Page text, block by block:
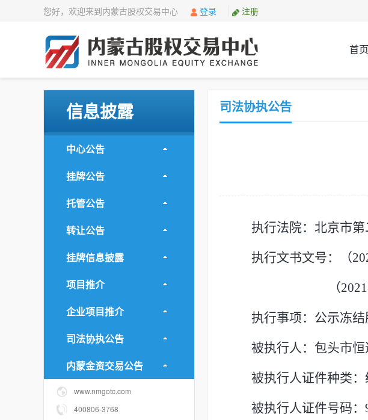
您好，欢迎来到内蒙古股权交易中心 登录 注册
首页
信息披露
中心公告
挂牌公告
托管公告
转让公告
挂牌信息披露
项目推介
企业项目推介
司法协执公告
内蒙金资交易公告
www.nmgotc.com
400806-3768
司法协执公告
执行法院： 北京市
执行文书文号：（
（
执行事项： 公示冻结
被执行人： 包头市
被执行人证件种类：
被执行人证件号码：